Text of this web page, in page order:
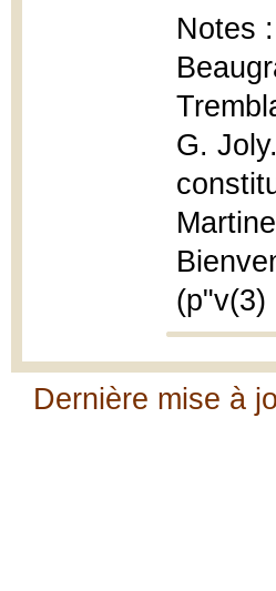
Notes
G.
(p"v(3)
Dernière mise à